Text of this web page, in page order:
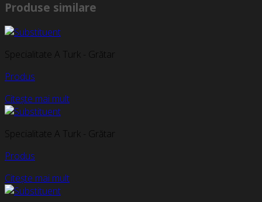
Produse similare
Specialitate A Turk - Grătar
Produs
Citește mai mult
Specialitate A Turk - Grătar
Produs
Citește mai mult